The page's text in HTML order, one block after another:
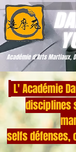
Académie d'Arts Martiaux,
L' Académie
disciplines
selfs défenses,